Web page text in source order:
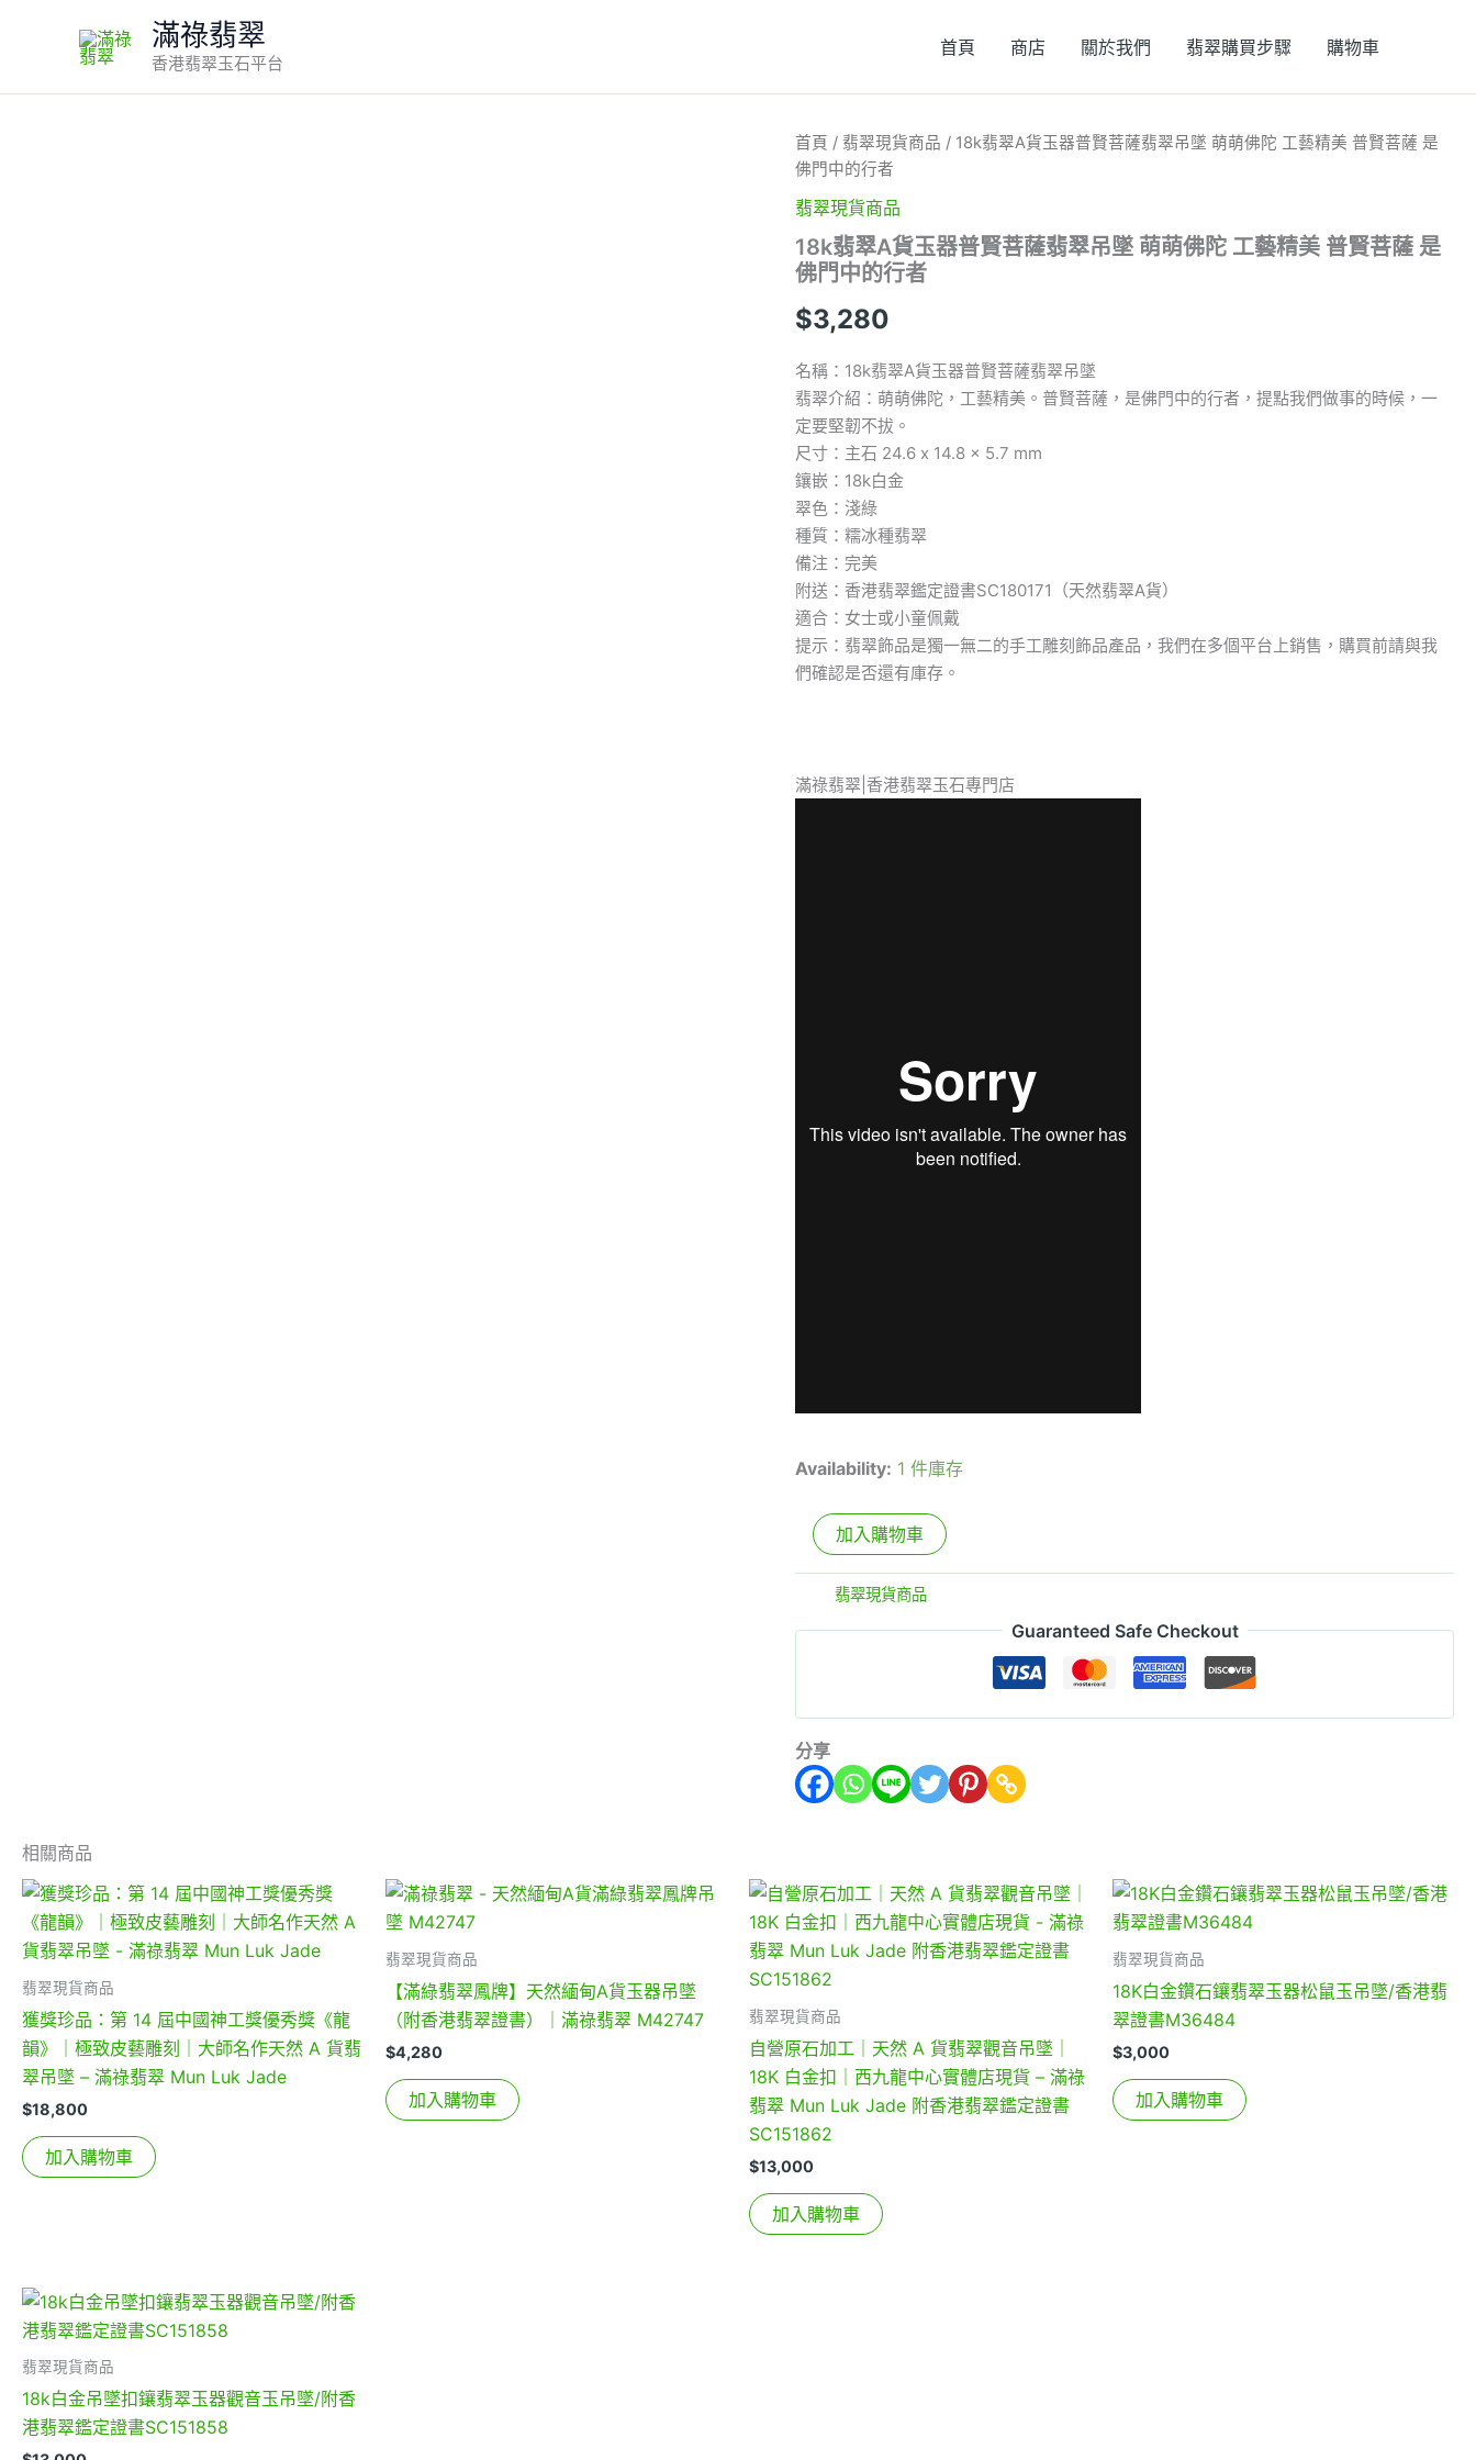
滿祿翡翠
香港翡翠玉石平台
首頁 商店 關於我們 翡翠購買步驟 購物車
首頁 /翡翠現貨商品 / 18k翡翠A貨玉器普賢菩薩翡翠吊墜 萌萌佛陀 工藝精美 普賢菩薩 是
佛門中的行者
翡翠現貨商品
18k翡翠A貨玉器普賢菩薩翡翠吊墜 萌萌佛陀 工藝精美 普賢菩薩 是
佛門中的行者
$3,280
名稱：18k翡翠A貨玉器普賢菩薩翡翠吊墜
翡翠介紹：萌萌佛陀，工藝精美。普賢菩薩，是佛門中的行者，提點我們做事的時候，一
定要堅韌不拔。
尺寸：主石 24.6 x 14.8 x 5.7 mm
鑲嵌：18k白金
翠色：淺綠
種質：糯冰種翡翠
備注：完美
附送：香港翡翠鑑定證書SC180171（天然翡翠A貨）
適合：女士或小童佩戴
提示：翡翠飾品是獨一無二的手工雕刻飾品產品，我們在多個平台上銷售，購買前請與我
們確認是否還有庫存。
滿祿翡翠|香港翡翠玉石專門店
Availability: 1 件庫存
18k
翡
翠
A
玉
器
賢
菩
薩
翡
翠
吊
墜
萌
萌
佛
陀
工
藝
精
美
普
賢
門
中
加入購物車
分類:翡翠現貨商品
Guaranteed Safe Checkout
分享
相關商品
翡翠現貨商品
獲獎珍品：第 14 屆中國神工獎優秀獎《龍
韻》｜極致皮藝雕刻｜大師名作天然 A 貨翡
翠吊墜 – 滿祿翡翠 Mun Luk Jade
$18,800
加入購物車
翡翠現貨商品
【滿綠翡翠鳳牌】天然緬甸A貨玉器吊墜
（附香港翡翠證書）｜滿祿翡翠 M42747
$4,280
加入購物車
翡翠現貨商品
自營原石加工｜天然 A 貨翡翠觀音吊墜｜
18K 白金扣｜西九龍中心實體店現貨 – 滿祿
翡翠 Mun Luk Jade 附香港翡翠鑑定證書
SC151862
$13,000
加入購物車
翡翠現貨商品
18K白金鑽石鑲翡翠玉器松鼠玉吊墜/香港翡
翠證書M36484
$3,000
加入購物車
翡翠現貨商品
18k白金吊墜扣鑲翡翠玉器觀音玉吊墜/附香
港翡翠鑑定證書SC151858